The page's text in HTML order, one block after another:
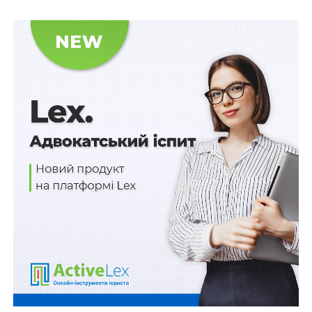
надання статусу УБД є не формальне подання
повного пакета документів, а підтвердження
факту безпосередньої участі особи в бойових
діях
Іноземці та особи без громадянства, зазначені уч. 19
цієї статті, вважаються такими, які перебувають на
території України на законних підставах на термін дії
посвідки на тимчасове проживання, у тому числі у
випадках, якщо термін дії їхнього паспортного
документа закінчився або він підлягає обміну.
Підставою для видачі посвідки на тимчасове
проживання для осіб, зазначених уч. 19 ст. 4цього
Закону, є заява іноземця або особи без громадянства,
військово-обліковий документ (службове
посвідчення) військовослужбовця, контракт про
проходження військової служби у Збройних Силах